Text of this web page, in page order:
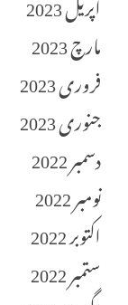
مارچ 2023
فروری 2023
جنوری 2023
دسمبر 2022
نومبر 2022
اکتوبر 2022
ستمبر 2022